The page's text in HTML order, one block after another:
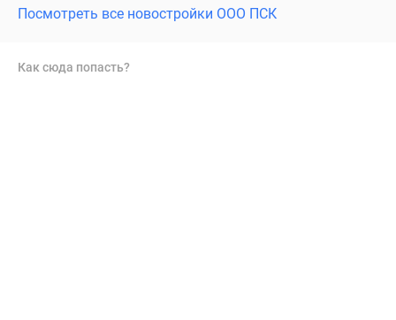
Посмотреть все новостройки ООО ПСК
Как сюда попасть?